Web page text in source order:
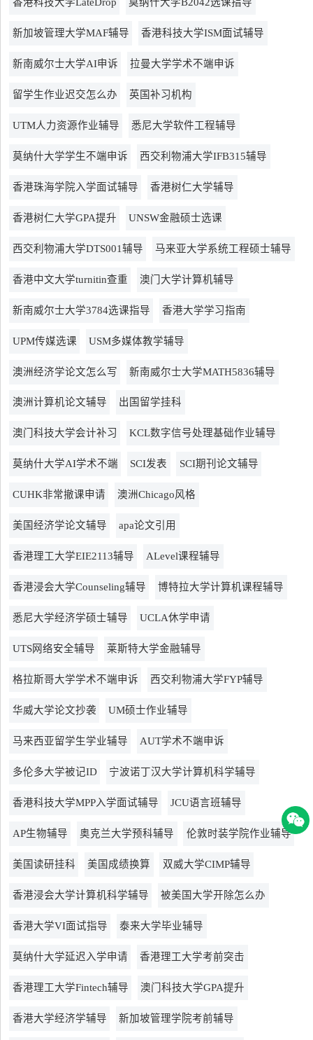
新加坡管理大学MAF辅导 香港科技大学ISM面试辅导
新南威尔士大学AI申诉 拉曼大学学术不端申诉
留学生作业迟交怎么办 英国补习机构
UTM人力资源作业辅导 悉尼大学软件工程辅导
莫纳什大学学生不端申诉 西交利物浦大学IFB315辅导
香港珠海学院入学面试辅导 香港树仁大学辅导
香港树仁大学GPA提升 UNSW金融硕士选课
西交利物浦大学DTS001辅导 马来亚大学系统工程硕士辅导
香港中文大学turnitin查重 澳门大学计算机辅导
新南威尔士大学3784选课指导 香港大学学习指南
UPM传媒选课 USM多媒体教学辅导
澳洲经济学论文怎么写 新南威尔士大学MATH5836辅导
澳洲计算机论文辅导 出国留学挂科
澳门科技大学会计补习 KCL数字信号处理基础作业辅导
莫纳什大学AI学术不端 SCI发表 SCI期刊论文辅导
CUHK非常撤课申请 澳洲Chicago风格
美国经济学论文辅导 apa论文引用
香港理工大学EIE2113辅导 ALevel课程辅导
香港浸会大学Counseling辅导 博特拉大学计算机课程辅导
悉尼大学经济学硕士辅导 UCLA休学申请
UTS网络安全辅导 莱斯特大学金融辅导
格拉斯哥大学学术不端申诉 西交利物浦大学FYP辅导
华威大学论文抄袭 UM硕士作业辅导
马来西亚留学生学业辅导 AUT学术不端申诉
多伦多大学被记ID 宁波诺丁汉大学计算机科学辅导
香港科技大学MPP入学面试辅导 JCU语言班辅导
AP生物辅导 奥克兰大学预科辅导 伦敦时装学院作业辅导
美国读研挂科 美国成绩换算 双威大学CIMP辅导
香港浸会大学计算机科学辅导 被美国大学开除怎么办
香港大学VI面试指导 泰来大学毕业辅导
莫纳什大学延迟入学申请 香港理工大学考前突击
香港理工大学Fintech辅导 澳门科技大学GPA提升
香港大学经济学辅导 新加坡管理学院考前辅导